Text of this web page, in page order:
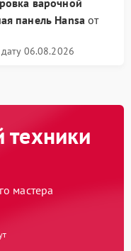
варочной
панель Hansa от
06.08.2026
техники
мастера